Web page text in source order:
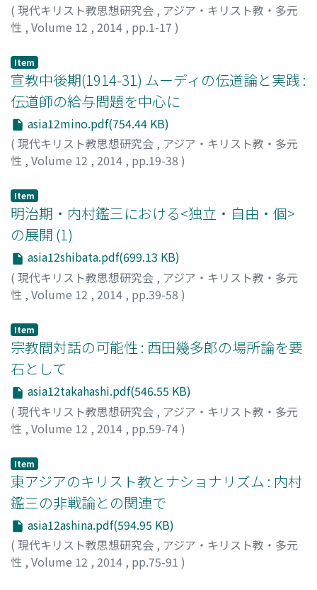
( 現代キリスト教思想研究会 , アジア・キリスト教・多元
性 , Volume 12 , 2014 , pp.1-17 )
Item
宣教中後期(1914-31) ムーディの伝道論と実践 :
伝道師の給与問題を中心に
asia12mino.pdf(754.44 KB)
( 現代キリスト教思想研究会 , アジア・キリスト教・多元
性 , Volume 12 , 2014 , pp.19-38 )
Item
明治期・内村鑑三における<独立・自由・個>
の展開 (1)
asia12shibata.pdf(699.13 KB)
( 現代キリスト教思想研究会 , アジア・キリスト教・多元
性 , Volume 12 , 2014 , pp.39-58 )
Item
宗教間対話の可能性 : 西田幾多郎の場所論を要
石として
asia12takahashi.pdf(546.55 KB)
( 現代キリスト教思想研究会 , アジア・キリスト教・多元
性 , Volume 12 , 2014 , pp.59-74)
Item
東アジアのキリスト教とナショナリズム : 内村
鑑三の非戦論との関連で
asia12ashina.pdf(594.95 KB)
( 現代キリスト教思想研究会 , アジア・キリスト教・多元
性 , Volume 12 , 2014 , pp.75-91 )